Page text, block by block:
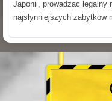
Japonii, prowadząc legalny
najsłynniejszych zabytków